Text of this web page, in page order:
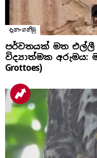
දැන-ගනිමු
පර්වතයක් මත
විද්‍යාත්මක අරුමය:
Grottoes)